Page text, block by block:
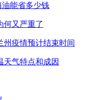
能省多少钱
何又严重了
州疫情预计结束时间
天气特点和成因